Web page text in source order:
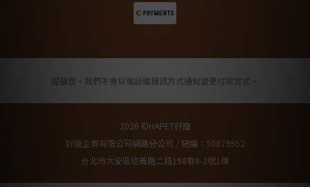
提醒您，我們不會以電話或簡訊方式通知變更付款方式。
2026 ©HAPET好寵
好寵企業有限公司網路分公司 / 統編：50879952
台北市大安區信義路二段198巷8-2號1樓